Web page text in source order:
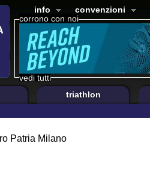
corrono con noi
vedi tutti
info convenzioni
triathlon
Patria Milano